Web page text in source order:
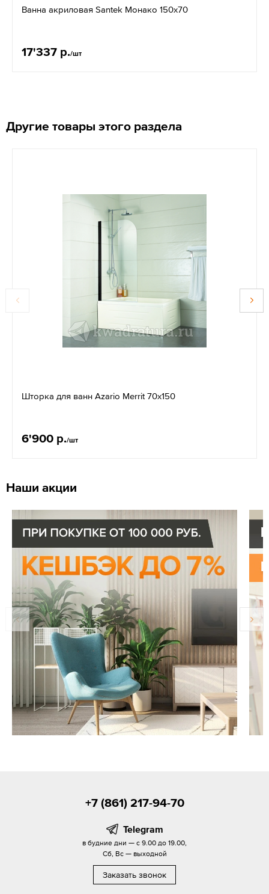
Ванна акриловая Santek Монако 150х70
17'337 р./шт
Другие товары этого раздела
Шторка для ванн Azario Merrit 70x150
6'900 р./шт
Наши акции
+7 (861) 217-94-70
Telegram
в будние дни — с 9.00 до 19.00,
Сб, Вс — выходной
Заказать звонок